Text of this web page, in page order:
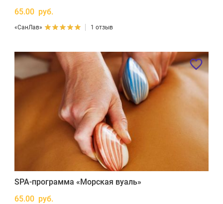
65.00 руб.
«СанЛав» 1 отзыв
SPA-программа «Морская вуаль»
65.00 руб.